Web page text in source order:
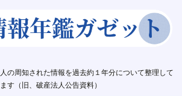
の周知された情報を過去約１年分について整理して
す（旧、破産法人公告資料）